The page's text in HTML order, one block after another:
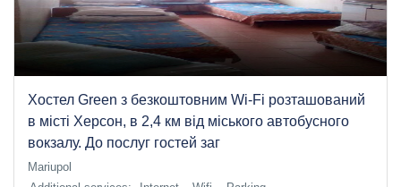
Хостел Green з безкоштовним Wi-Fi розташований
в місті Херсон, в 2,4 км від міського автобусного
вокзалу. До послуг гостей заг
Mariupol